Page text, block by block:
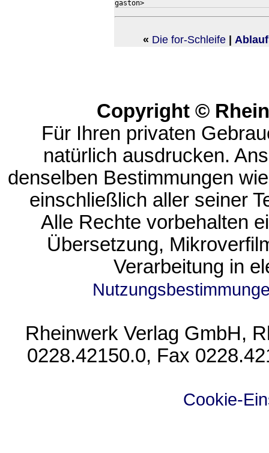
« Die for-Schleife |
Copyright ©
Für Ihren privaten
natürlich ausdrucken.
denselben Bestimmungen
einschließlich aller seiner
Alle Rechte vorbehalten
Übersetzung,
Verarbeitung in
Rheinwerk Verlag GmbH,
0228.42150.0, Fax
Cookie-